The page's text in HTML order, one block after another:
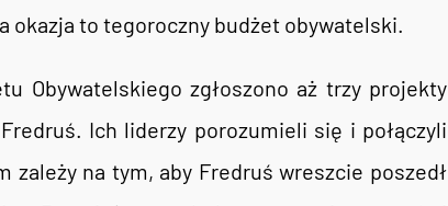
okazja to tegoroczny budżet obywatelski.
Obywatelskiego zgłoszono aż trzy projekty
Ich liderzy porozumieli się i połączyli
na tym, aby Fredruś wreszcie poszedł